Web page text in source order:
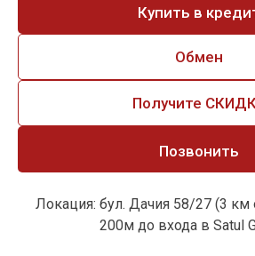
Купить в
Обмен
Получите
Позвонить
Локация: бул. Дачия 58/27 (3 км
200м до входа в Satul